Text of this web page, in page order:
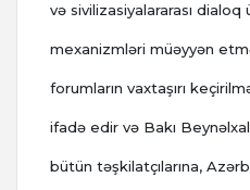
və sivilizasiyalararası
mexanizmləri müəyyən
forumların vaxtaşırı
ifadə edir və Bakı
bütün təşkilatçılarına,